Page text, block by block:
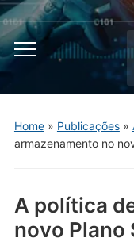
Toggle
menu
Home» Publicações»
armazenamento no
A política
novo Plano